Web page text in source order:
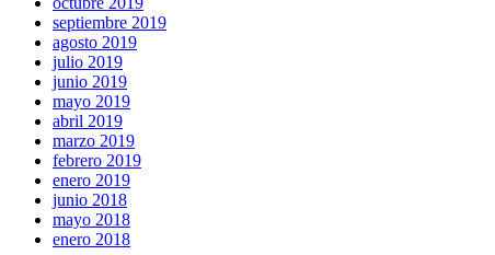
septiembre 2019
agosto 2019
julio 2019
junio 2019
mayo 2019
abril 2019
marzo 2019
febrero 2019
enero 2019
junio 2018
mayo 2018
enero 2018